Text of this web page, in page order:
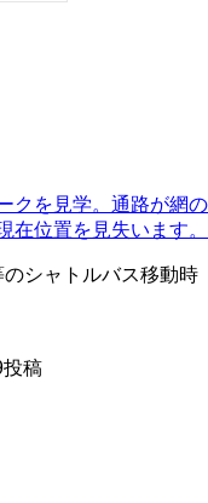
クを見学。通路が網の
在位置を見失います。
シャトルバス移動時
稿